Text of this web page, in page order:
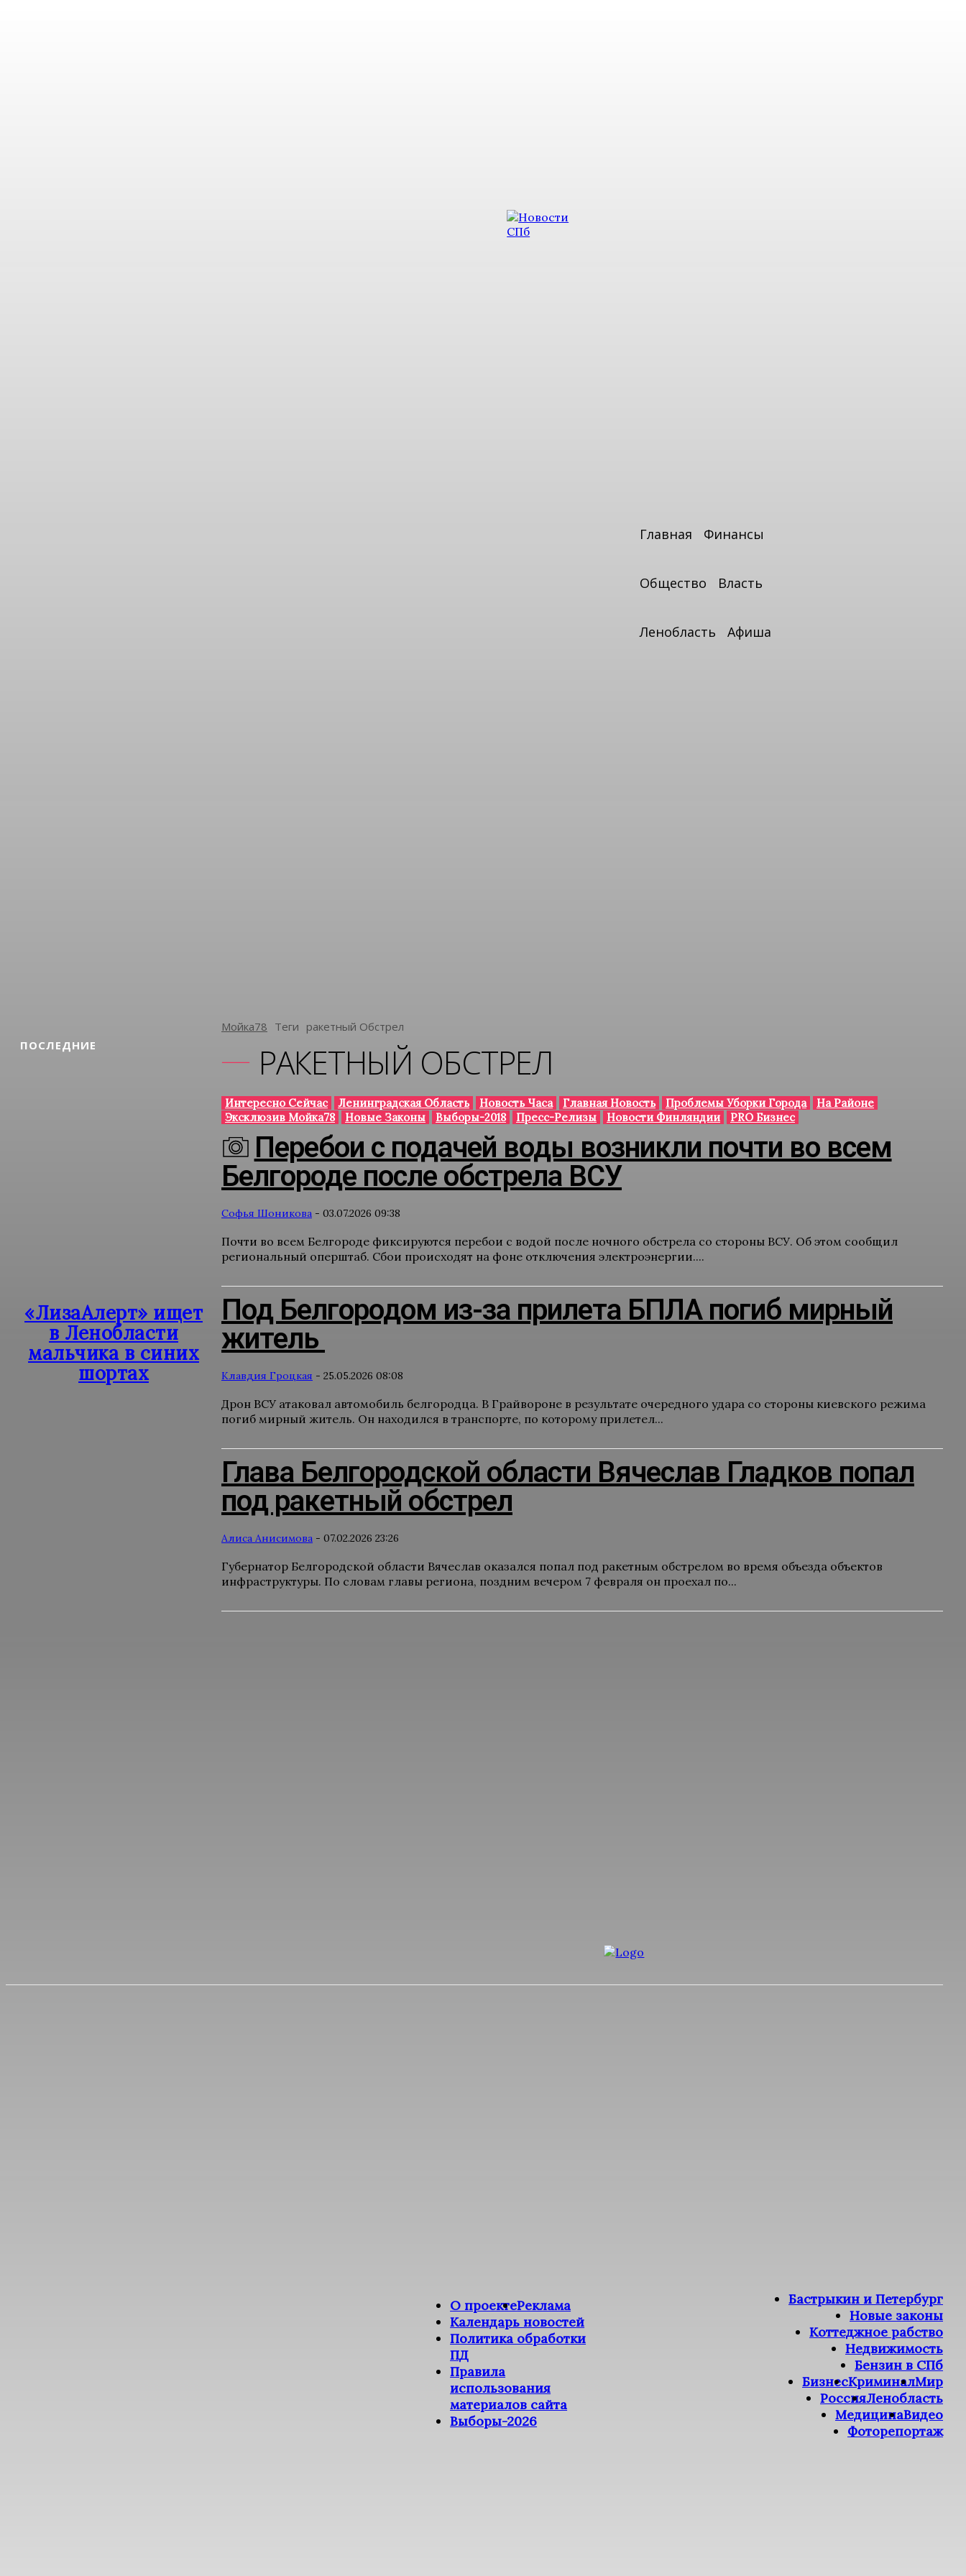
Главная Финансы
Общество Власть
Ленобласть Афиша
ПОСЛЕДНИЕ
«ЛизаАлерт» ищет
в Ленобласти
мальчика в синих
шортах
Мойка78 Теги Ракетный Обстрел
РАКЕТНЫЙ ОБСТРЕЛ
Интересно Сейчас Ленинградская Область Новость Часа Главная Новость Проблемы Уборки Города
На Районе
Эксклюзив Мойка78
Новые Законы Выборы-2018 Пресс-Релизы Новости Финляндии PRO Бизнес
Перебои с подачей воды возникли почти во всем
Белгороде после обстрела ВСУ
Софья Шоникова - 03.07.2026 09:38
Почти во всем Белгороде фиксируются перебои с водой после ночного обстрела со стороны ВСУ. Об этом сообщил
региональный оперштаб. Сбои происходят на фоне отключения электроэнергии....
Под Белгородом из-за прилета БПЛА погиб мирный
житель
Клавдия Гроцкая - 25.05.2026 08:08
Дрон ВСУ атаковал автомобиль белгородца. В Грайвороне в результате очередного удара со стороны киевского режима
погиб мирный житель. Он находился в транспорте, по которому прилетел...
Глава Белгородской области Вячеслав Гладков попал
под ракетный обстрел
Алиса Анисимова - 07.02.2026 23:26
Губернатор Белгородской области Вячеслав оказался попал под ракетным обстрелом во время объезда объектов
инфраструктуры. По словам главы региона, поздним вечером 7 февраля он проехал по...
О проектеРеклама
Календарь новостей
Политика обработки
ПД
Правила
использования
материалов сайта
Выборы-2026
Бастрыкин и Петербург
Новые законы
Коттеджное рабство
Недвижимость
Бензин в СПб
БизнесКриминалМир
РоссияЛенобласть
МедицинаВидео
Фоторепортаж